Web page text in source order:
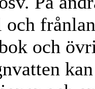
och
och